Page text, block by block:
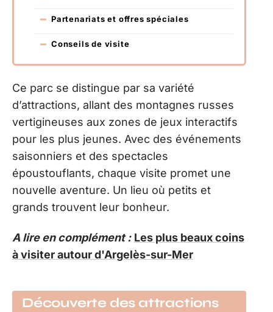
Partenariats et offres spéciales
Conseils de visite
Ce parc se distingue par sa variété
d’attractions, allant des montagnes russes
vertigineuses aux zones de jeux interactifs
pour les plus jeunes. Avec des événements
saisonniers et des spectacles
époustouflants, chaque visite promet une
nouvelle aventure. Un lieu où petits et
grands trouvent leur bonheur.
A lire en complément : Les plus beaux coins
à visiter autour d'Argelès-sur-Mer
Découverte des attractions